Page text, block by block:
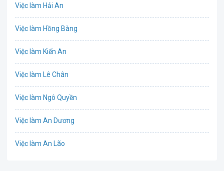
Việc làm Hải An
Việc làm Hồng Bàng
Việc làm Kiến An
Việc làm Lê Chân
Việc làm Ngô Quyền
Việc làm An Dương
Việc làm An Lão